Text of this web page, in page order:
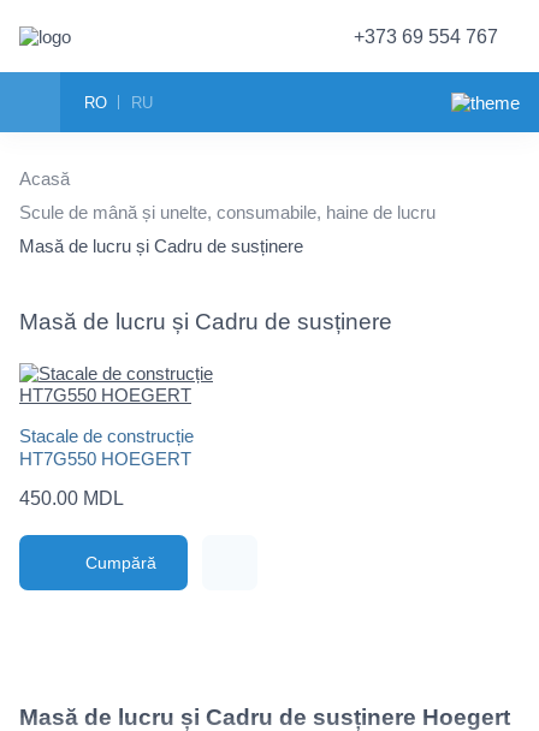
+373 69 554 767
RO RU
Acasă
Scule de mână și unelte, consumabile, haine de lucru
Masă de lucru și Cadru de susținere
Masă de lucru și Cadru de susținere
Stacale de construcție
HT7G550 HOEGERT
450.00 MDL
Cumpără
Masă de lucru și Cadru de susținere Hoegert